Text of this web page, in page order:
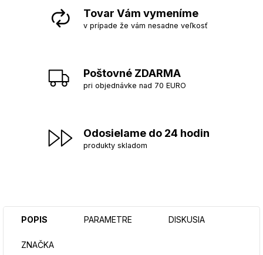
Tovar Vám vymeníme
v prípade že vám nesadne veľkosť
Poštovné ZDARMA
pri objednávke nad 70 EURO
Odosielame do 24 hodin
produkty skladom
POPIS PARAMETRE DISKUSIA
ZNAČKA